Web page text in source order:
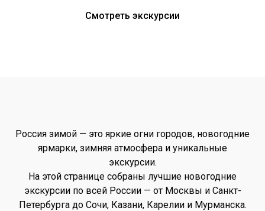
Смотреть экскурсии
Россия зимой — это яркие огни городов, новогодние
ярмарки, зимняя атмосфера и уникальные
экскурсии.
На этой странице собраны лучшие новогодние
экскурсии по всей России — от Москвы и Санкт-
Петербурга до Сочи, Казани, Карелии и Мурманска.